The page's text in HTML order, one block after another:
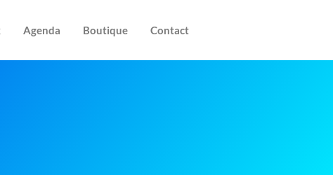
Agenda Boutique Contact